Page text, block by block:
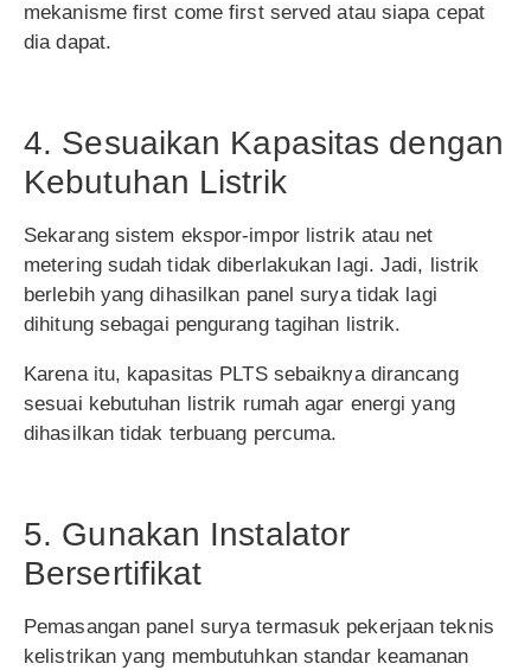
mekanisme first come first served atau siapa cepat
dia dapat.
4. Sesuaikan Kapasitas dengan
Kebutuhan Listrik
Sekarang sistem ekspor-impor listrik atau net
metering sudah tidak diberlakukan lagi. Jadi, listrik
berlebih yang dihasilkan panel surya tidak lagi
dihitung sebagai pengurang tagihan listrik.
Karena itu, kapasitas PLTS sebaiknya dirancang
sesuai kebutuhan listrik rumah agar energi yang
dihasilkan tidak terbuang percuma.
5. Gunakan Instalator
Bersertifikat
Pemasangan panel surya termasuk pekerjaan teknis
kelistrikan yang membutuhkan standar keamanan